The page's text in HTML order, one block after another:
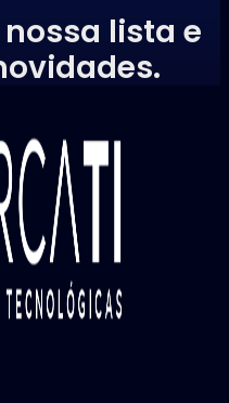
lista e